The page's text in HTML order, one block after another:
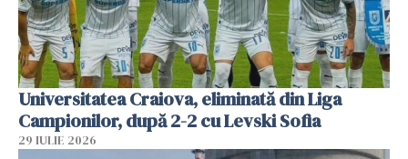
Universitatea Craiova, eliminată din Liga
Campionilor, după 2-2 cu Levski Sofia
29 IULIE 2026